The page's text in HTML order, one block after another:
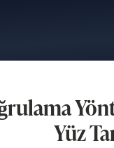
Yüz